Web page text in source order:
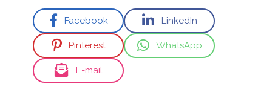
Facebook LinkedIn
Pinterest WhatsApp
E-mail